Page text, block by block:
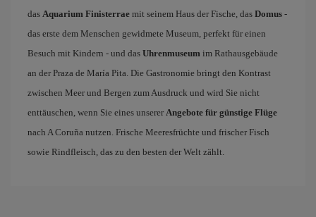
das Aquarium Finisterrae mit seinem Haus der Fische, das Domus -
das erste dem Menschen gewidmete Museum, perfekt für einen
Besuch mit Kindern - und das Uhrenmuseum im Rathausgebäude
an der Praza de María Pita. Die Gastronomie bringt den Kontrast
zwischen Meer und Bergen zum Ausdruck und wird Sie nicht
enttäuschen, wenn Sie eines unserer Angebote für günstige Flüge
nach A Coruña nutzen. Frische Meeresfrüchte und frischer Fisch
sowie Rindfleisch, das zu den besten der Welt zählt.